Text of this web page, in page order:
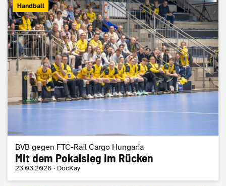
Handball
BVB gegen FTC-Rail Cargo Hungaria
Mit dem Pokalsieg im Rücken
23.03.2026 · DocKay